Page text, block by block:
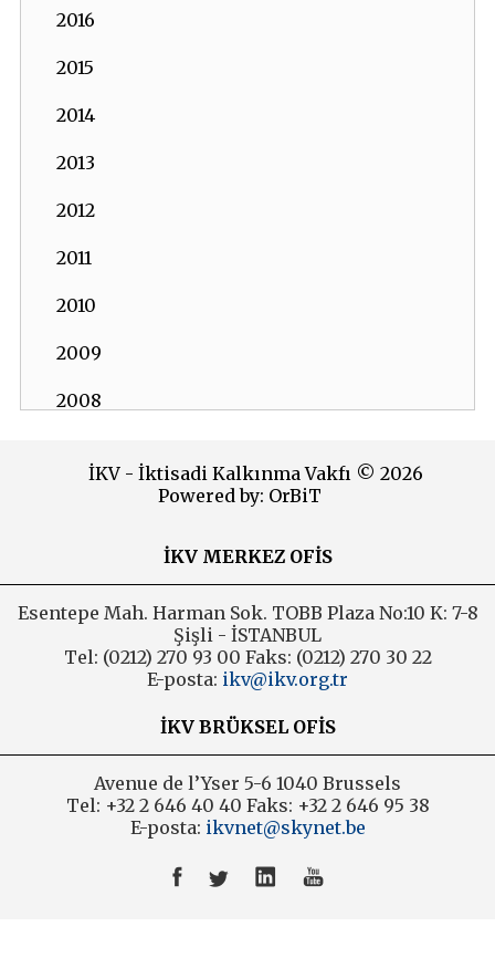
2016
2015
2014
2013
2012
2011
2010
2009
2008
İKV - İktisadi Kalkınma Vakfı © 2026
Powered by: OrBiT
İKV MERKEZ OFİS
Esentepe Mah. Harman Sok. TOBB Plaza No:10 K: 7-8
Şişli - İSTANBUL
Tel: (0212) 270 93 00 Faks: (0212) 270 30 22
E-posta: ikv@ikv.org.tr
İKV BRÜKSEL OFİS
Avenue de l’Yser 5-6 1040 Brussels
Tel: +32 2 646 40 40 Faks: +32 2 646 95 38
E-posta: ikvnet@skynet.be